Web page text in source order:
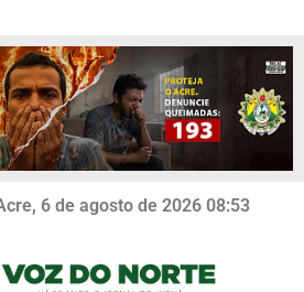
6 de agosto de 2026 08:53